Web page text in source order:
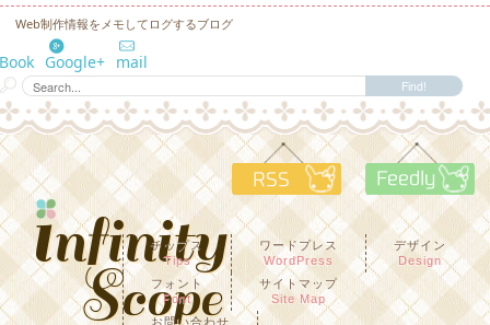
Web制作情報をメモしてログするブログ
Google+ mail
RSS
チップス
Tips
ワードプレス
WordPress
デザイン
Design
フォント
Font
サイトマップ
Site Map
お問い合わせ